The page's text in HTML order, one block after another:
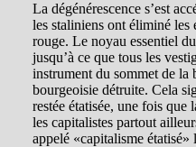
La dégénérescence s’est
les staliniens ont éliminé
rouge. Le noyau essentiel
jusqu’à ce que tous les
instrument du sommet de la
bourgeoisie détruite. Cela
restée étatisée, une fois que
les capitalistes partout
appelé «capitalisme étatisé»